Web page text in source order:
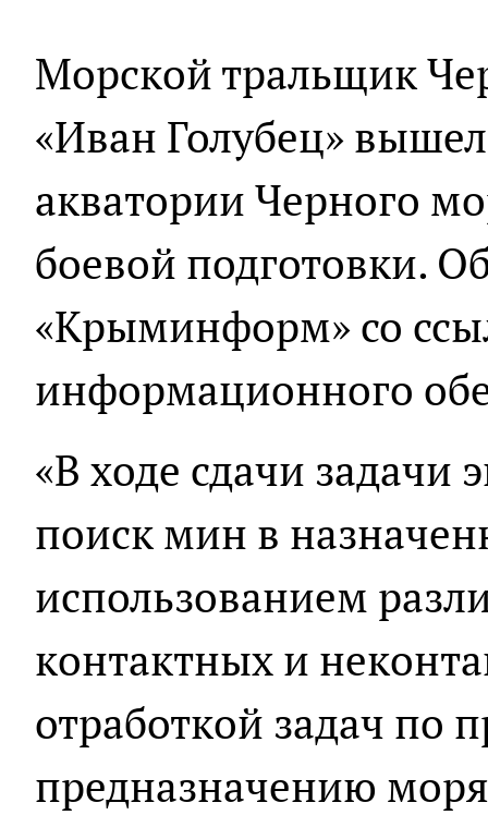
Морской тральщик
«Иван Голубец»
акватории Черного
боевой подготовки.
«Крыминформ» со
информационного
«В ходе сдачи задачи
поиск мин в
использованием
контактных и
отработкой задач по
предназначению